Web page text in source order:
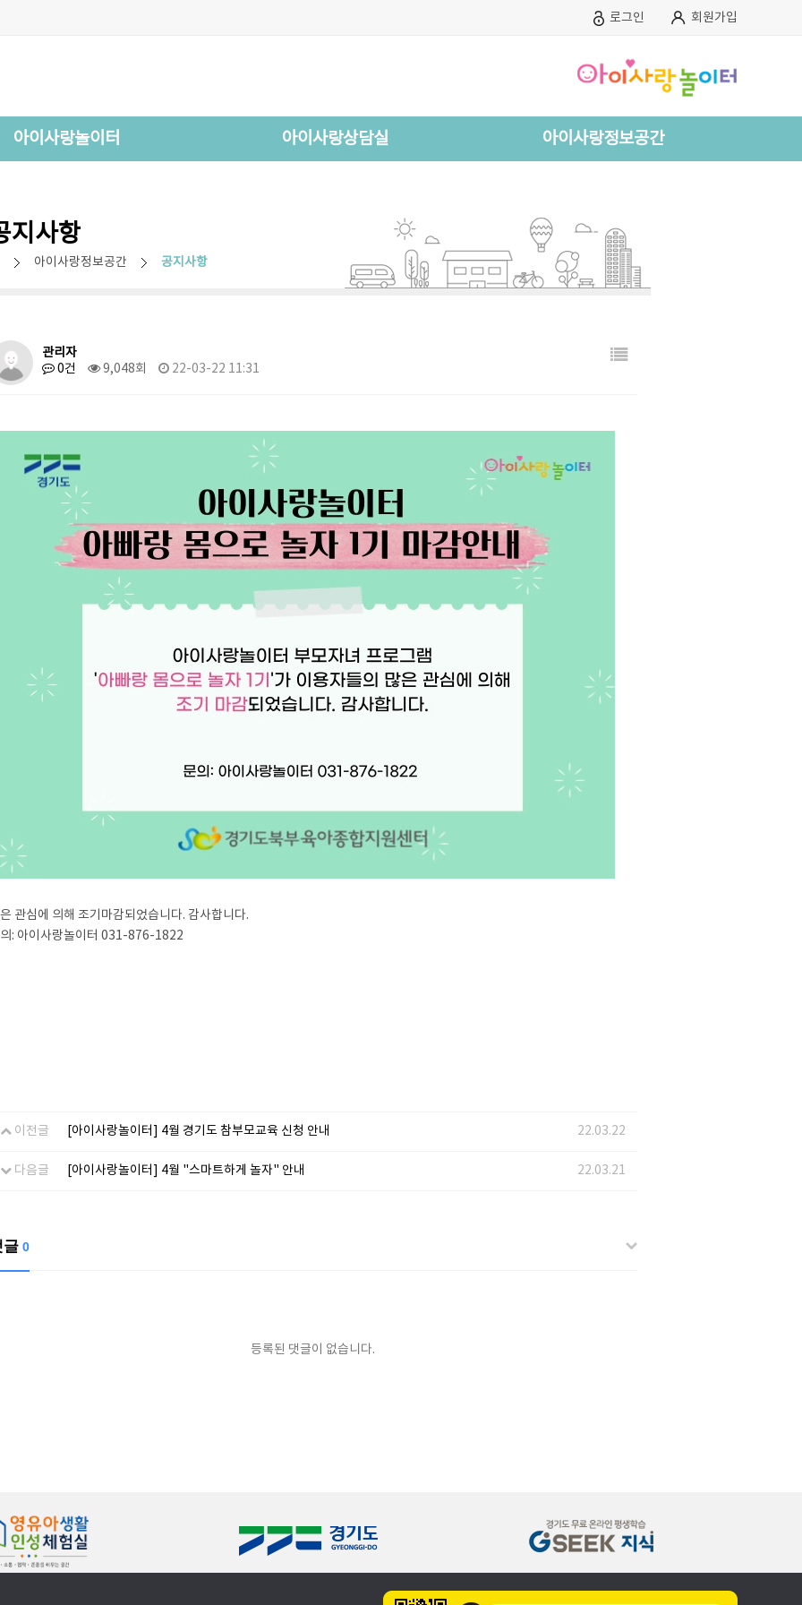
로그인 회원가입
아이사랑놀이터 아이사랑상담실 아이사랑정보공간
지사항
아이사랑정보공간 공지사항
관리자
0건
9,048회 22-03-22 11:31
관심에 의해 조기마감되었습니다. 감사합니다.
: 아이사랑놀이터 031-876-1822
이전글 [아이사랑놀이터] 4월 경기도 참부모교육 신청 안내 22.03.22
다음글 [아이사랑놀이터] 4월 "스마트하게 놀자" 안내 22.03.21
글 0
등록된 댓글이 없습니다.